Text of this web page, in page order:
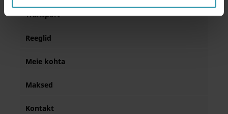
Transport
Reeglid
Meie kohta
Maksed
Kontakt